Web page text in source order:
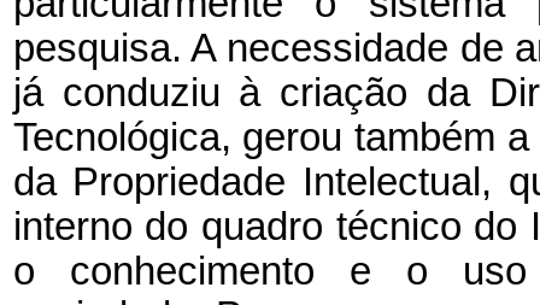
pesquisa. A necessidade de
já conduziu à criação da
Tecnológica, gerou também
da Propriedade Intelectual,
interno do quadro técnico do
o conhecimento e o uso